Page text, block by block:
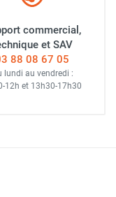
commercial,
et SAV
88 08 67 05
lundi au vendredi :
12h et 13h30-17h30